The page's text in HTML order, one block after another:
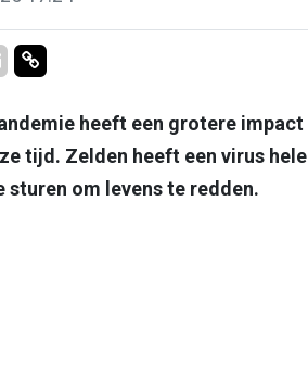
op Twitter
Delen via Mail
Delen via link
heeft een grotere
tijd. Zelden heeft een virus
sturen om levens te redden.